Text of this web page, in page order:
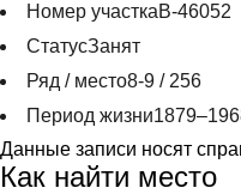
Номер участкаВ-46052
СтатусЗанят
Ряд / место8-9 / 256
Период жизни
Данные записи носят
Как найти место